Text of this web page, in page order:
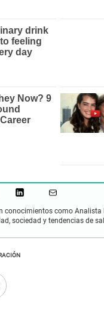
conocimientos como
sociedad y tendencias de